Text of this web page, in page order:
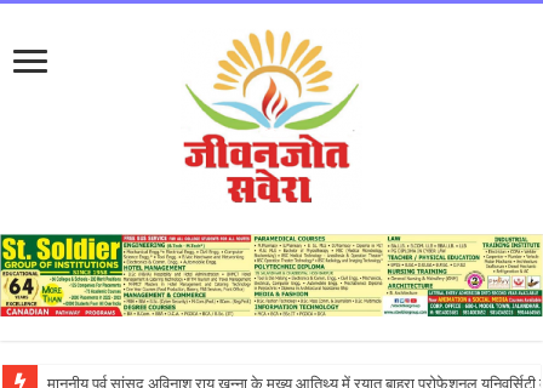
इन्नोसेंट हार्ट्स स्कूल में ‘दिशा – एन इनिशिएटिव’ के तहत आयोजित एंटरप्रेन्योरशिप सेमिनार